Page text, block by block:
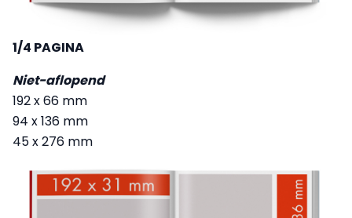
1/4 PAGINA
Niet-aflopend
192 x 66 mm
94 x 136 mm
45 x 276 mm